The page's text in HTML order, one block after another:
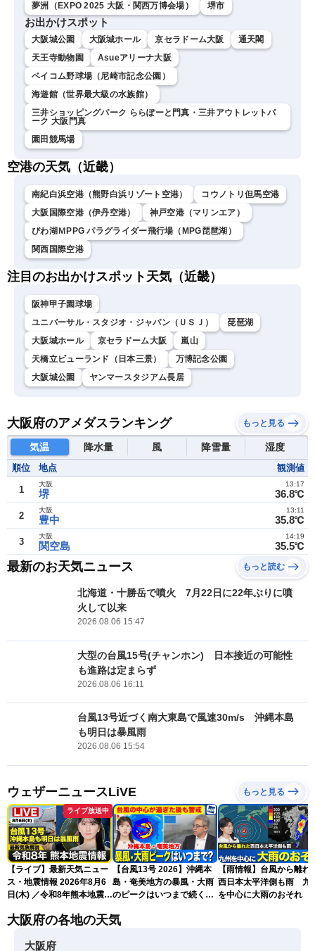
夢洲（EXPO 2025 大阪・関西万博会場）
堺市
お出かけスポット
大阪城公園 大阪城ホール 京セラドーム大阪
通天閣
天王寺動物園
Asueアリーナ大阪
ベイコム野球場（尼崎市記念公園）
海遊館（世界最大級の水族館）
三井ショッピングパーク ららぽーと門真・三井アウトレットパ
ーク 大阪門真
園田競馬場
空港の天気（近畿）
南紀白浜空港（熊野白浜リゾート空港）
コウノトリ但馬空港
大阪国際空港（伊丹空港）
神戸空港（マリンエア）
びわ湖ＭPPG パラグライダー飛行場（MPG琵琶湖）
関西国際空港
注目のお出かけスポット天気（近畿）
阪神甲子園球場
ユニバーサル・スタジオ・ジャパン（ＵＳＪ）
琵琶湖
大阪城ホール
京セラドーム大阪
嵐山
天橋立ビューランド（日本三景）
万博記念公園
大阪城公園
ヤンマースタジアム長居
大阪府のアメダスランキング もっと見る
気温 降水量 風 降雪量 湿度
順位 地点 観測値
1 堺
大阪
36.8℃
13:17
2 豊中
大阪
35.8℃
13:11
3 関空島
大阪
35.5℃
14:19
最新のお天気ニュース もっと読む
北海道・十勝岳で噴火 7月22日に22年ぶりに噴
火して以来
2026.08.06 15:47
大型の台風15号(チャンホン) 日本接近の可能性
も進路は定まらず
2026.08.06 16:11
台風13号近づく南大東島で風速30m/s 沖縄本島
も明日は暴風雨
2026.08.06 15:54
ウェザーニュースLiVE もっと見る
ライブ放送中
【ライブ】最新天気ニュー
ス・地震情報 2026年8月6
日(木) ／令和8年熊本地震情
が直撃〈ウェザーニュース
田竜也〉
【台風13号 2026】沖縄本
島・奄美地方の暴風・大雨
のピークはいつまで続く？
【雨情報】台風から離れ
西日本太平洋側も雨 九
を中心に大雨のおそれ
大阪府の各地の天気
大阪府